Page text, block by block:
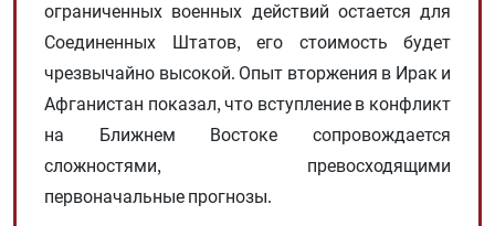
ограниченных военных действий остается для
Соединенных Штатов, его стоимость будет
чрезвычайно высокой. Опыт вторжения в Ирак и
Афганистан показал, что вступление в конфликт
на Ближнем Востоке сопровождается
сложностями, превосходящими
первоначальные прогнозы.